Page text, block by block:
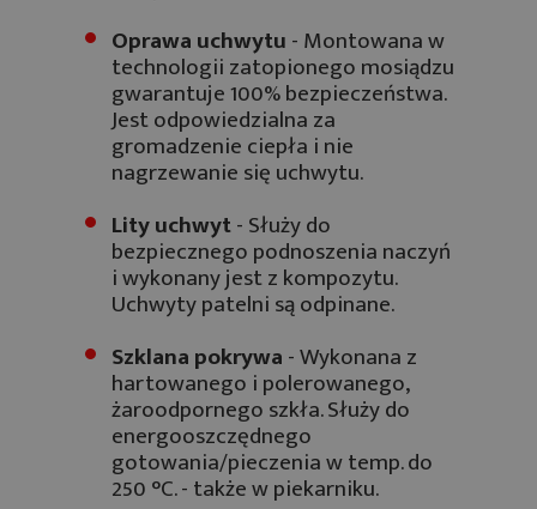
Oprawa uchwytu- Montowana w
technologii zatopionego mosiądzu
gwarantuje 100% bezpieczeństwa.
Jest odpowiedzialna za
gromadzenie ciepła i nie
nagrzewanie się uchwytu.
Lity uchwyt- Służy do
bezpiecznego podnoszenia naczyń
i wykonany jest z kompozytu.
Uchwyty patelni są odpinane.
Szklana pokrywa- Wykonana z
hartowanego i polerowanego,
żaroodpornego szkła. Służy do
energooszczędnego
gotowania/pieczenia w temp. do
250 °C. - także w piekarniku.